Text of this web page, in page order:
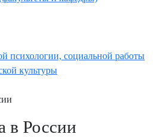
психологии, социальной работы
культуры
в России